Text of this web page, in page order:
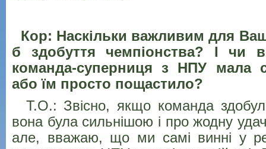
Кор: Наскільки важливим для
б здобуття чемпіонства? І чи
команда-суперниця з НПУ мала
або їм просто пощастило?
Т.О.: Звісно, якщо команда
вона була сильнішою і про жодну
але, вважаю, що ми самі винні у